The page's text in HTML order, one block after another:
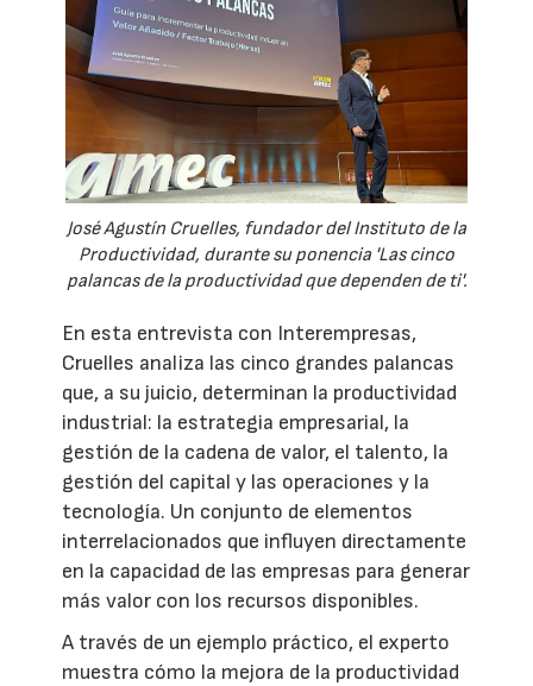
José Agustín Cruelles, fundador del Instituto de la
Productividad, durante su ponencia 'Las cinco
palancas de la productividad que dependen de ti'.
En esta entrevista con Interempresas,
Cruelles analiza las cinco grandes palancas
que, a su juicio, determinan la productividad
industrial: la estrategia empresarial, la
gestión de la cadena de valor, el talento, la
gestión del capital y las operaciones y la
tecnología. Un conjunto de elementos
interrelacionados que influyen directamente
en la capacidad de las empresas para generar
más valor con los recursos disponibles.
A través de un ejemplo práctico, el experto
muestra cómo la mejora de la productividad